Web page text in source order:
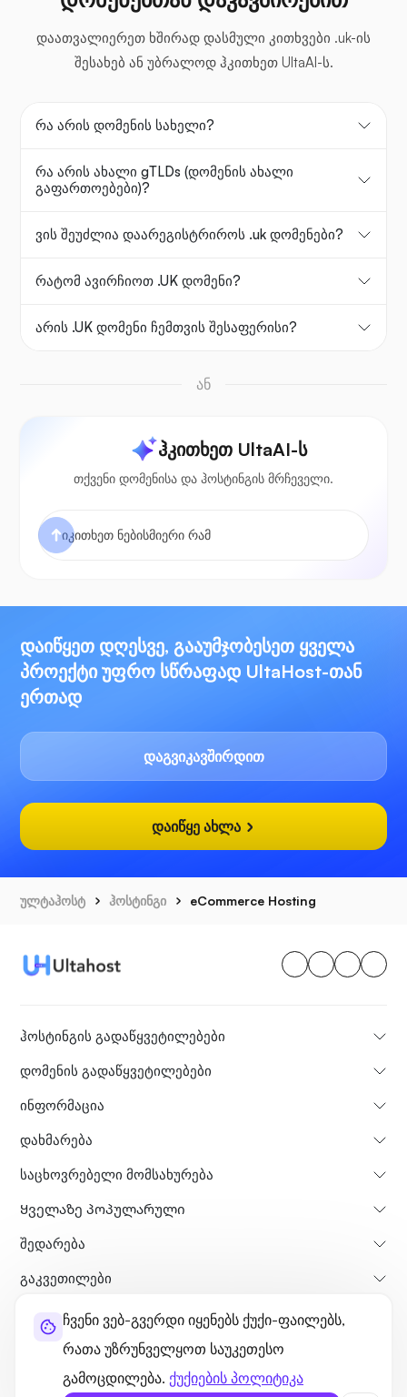
ჩვენი ვებ-გვერდი იყენებს ქუქი-ფაილებს,
რათა უზრუნველყოთ საუკეთესო
გამოცდილება. ქუქიების პოლიტიკა
დაათვალიერეთ ხშირად დასმული კითხვები .uk-ის
შესახებ ან უბრალოდ ჰკითხეთ UltaAI-ს.
რა არის დომენის სახელი?
რა არის ახალი gTLDs (დომენის ახალი
გაფართოებები)?
ვის შეუძლია დაარეგისტრიროს .uk დომენები?
რატომ ავირჩიოთ .UK დომენი?
არის .UK დომენი ჩემთვის შესაფერისი?
ან
ჰკითხეთ UltaAI-ს
თქვენი დომენისა და ჰოსტინგის მრჩეველი.
დაიწყეთ დღესვე, გააუმჯობესეთ ყველა
პროექტი უფრო სწრაფად UltaHost-თან
ერთად
დაგვიკავშირდით
დაიწყე ახლა
ულტაჰოსტ ჰოსტინგი eCommerce Hosting
ჰოსტინგის გადაწყვეტილებები
დომენის გადაწყვეტილებები
ინფორმაცია
დახმარება
საცხოვრებელი მომსახურება
Ყველაზე პოპულარული
Შედარება
გაკვეთილები
შესახებ
კონფიდენციალურობის პოლიტიკალეგალური